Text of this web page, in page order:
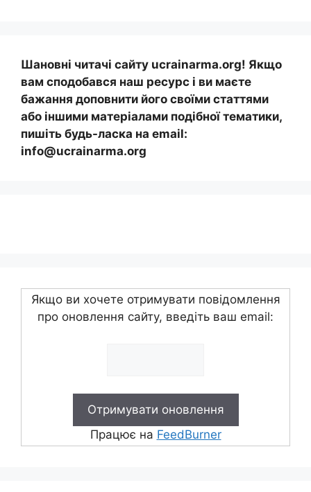
Шановні читачі сайту ucrainarma.org! Якщо
вам сподобався наш ресурс і ви маєте
бажання доповнити його своїми статтями
або іншими матеріалами подібної тематики,
пишіть будь-ласка на email:
info@ucrainarma.org
Якщо ви хочете отримувати повідомлення
про оновлення сайту, введіть ваш email:
Працює на FeedBurner